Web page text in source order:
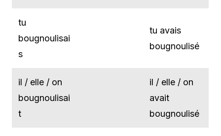
tu
bougnoulisai
s
tu avais
bougnoulisé
il / elle / on
bougnoulisai
t
il / elle / on
avait
bougnoulisé